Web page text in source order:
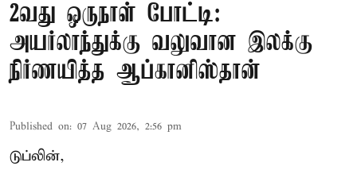
2வது ஒருநாள் போட்டி:
அயர்லாந்துக்கு வலுவான இலக்கு
நிர்ணயித்த ஆப்கானிஸ்தான்
Published on: 07 Aug 2026, 2:56 pm
டுப்லின்,